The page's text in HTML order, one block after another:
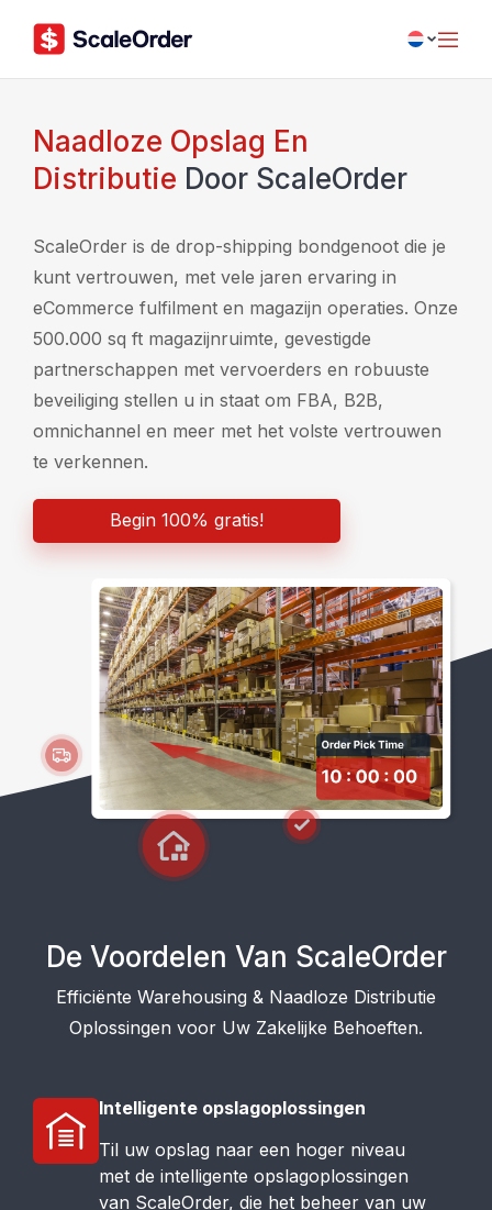
Naadloze Opslag En
Distributie Door ScaleOrder
ScaleOrder is de drop-shipping bondgenoot die je
kunt vertrouwen, met vele jaren ervaring in
eCommerce fulfilment en magazijn operaties. Onze
500.000 sq ft magazijnruimte, gevestigde
partnerschappen met vervoerders en robuuste
beveiliging stellen u in staat om FBA, B2B,
omnichannel en meer met het volste vertrouwen
te verkennen.
Begin 100% gratis!
De Voordelen Van ScaleOrder
Efficiënte Warehousing & Naadloze Distributie
Oplossingen voor Uw Zakelijke Behoeften.
Intelligente opslagoplossingen
Til uw opslag naar een hoger niveau
met de intelligente opslagoplossingen
van ScaleOrder, die het beheer van uw